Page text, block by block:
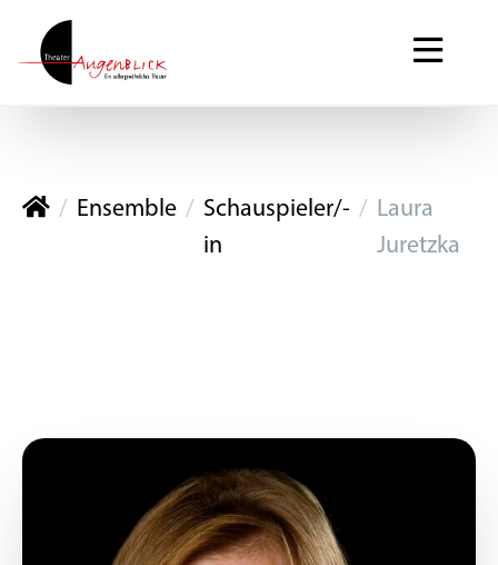
Theater Augenblick
Ensemble
Schauspieler/-
in
Laura
Juretzka